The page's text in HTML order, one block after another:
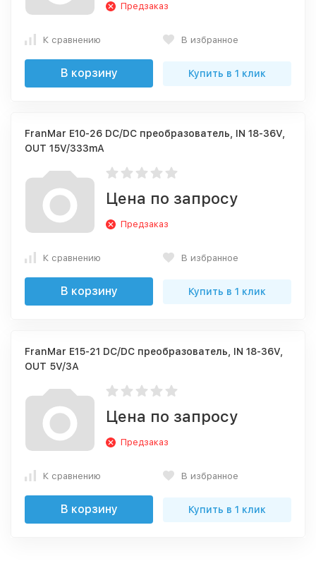
Предзаказ
К сравнению В избранное
В корзину Купить в 1 клик
FranMar E10-26 DC/DC преобразователь, IN 18-36V,
OUT 15V/333mА
Цена по запросу
Предзаказ
К сравнению В избранное
В корзину Купить в 1 клик
FranMar E15-21 DC/DC преобразователь, IN 18-36V,
OUT 5V/3А
Цена по запросу
Предзаказ
К сравнению В избранное
В корзину Купить в 1 клик